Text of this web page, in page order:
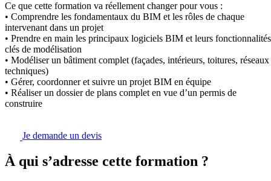
Ce que cette formation va réellement changer pour vous :
• Comprendre les fondamentaux du BIM et les rôles de chaque
intervenant dans un projet
• Prendre en main les principaux logiciels BIM et leurs fonctionnalités
clés de modélisation
• Modéliser un bâtiment complet (façades, intérieurs, toitures, réseaux
techniques)
• Gérer, coordonner et suivre un projet BIM en équipe
• Réaliser un dossier de plans complet en vue d’un permis de
construire
Je demande un devis
À qui s’adresse cette formation ?